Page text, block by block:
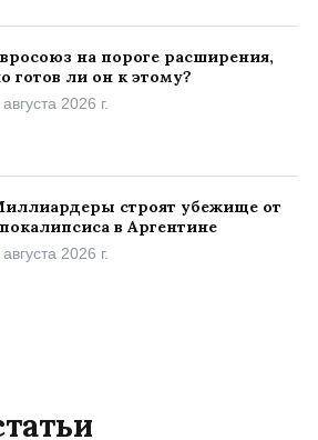
на пороге расширения,
готов ли он к этому?
2026 г.
строят убежище от
в Аргентине
2026 г.